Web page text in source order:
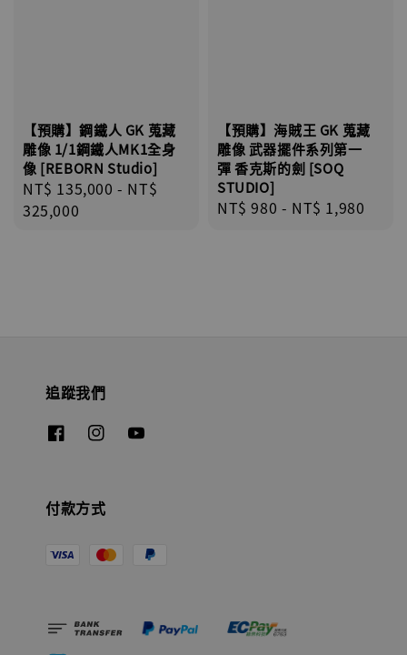
【預購】鋼鐵人 GK 蒐藏
雕像 1/1鋼鐵人MK1全身
像 [REBORN Studio]
Regular
price
NT$ 135,000 - NT$
325,000
【預購】海賊王 GK 蒐藏
雕像 武器擺件系列第一
彈 香克斯的劍 [SOQ
STUDIO]
Regular
NT$ 980 - NT$ 1,980
追蹤我們
付款方式